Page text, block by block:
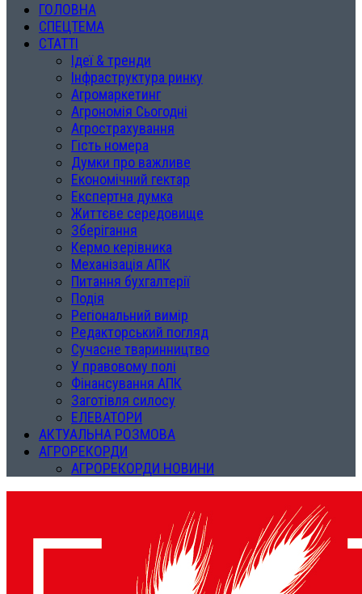
ГОЛОВНА
СПЕЦТЕМА
СТАТТІ
Ідеї & тренди
Інфраструктура ринку
Агромаркетинг
Агрономія Сьогодні
Агрострахування
Гість номера
Думки про важливе
Економічний гектар
Експертна думка
Життєве середовище
Зберігання
Кермо керівника
Механізація АПК
Питання бухгалтерії
Подія
Регіональний вимір
Редакторський погляд
Сучасне тваринництво
У правовому полі
Фінансування АПК
Заготівля силосу
ЕЛЕВАТОРИ
АКТУАЛЬНА РОЗМОВА
АГРОРЕКОРДИ
АГРОРЕКОРДИ НОВИНИ